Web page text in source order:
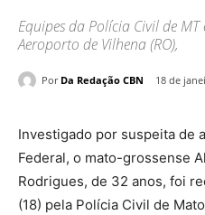
Equipes da Polícia Civil de
Aeroporto de Vilhena (RO),
Por Da Redação CBN 18 de
Investigado por suspeita de
Federal, o mato-grossense
Rodrigues, de 32 anos, foi
(18) pela Polícia Civil de